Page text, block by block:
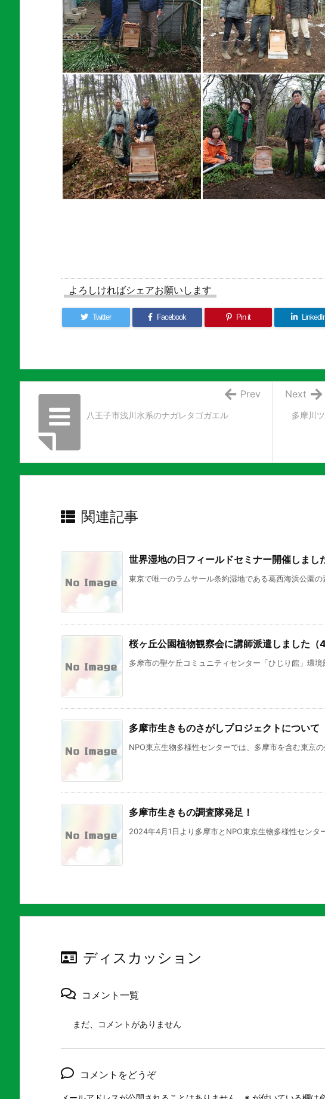
よろしければシェアお願いします
Twitter Facebook Pin it
多摩川
Next
八王子市浅川水系のナガレタゴガエル
Prev
関連記事
世界湿地の日フィールドセミナー開催しまし
東京で唯一のラムサール条約湿地である葛西海浜公園
桜ヶ丘公園植物観察会に講師派遣しました（
多摩市の聖ケ丘コミュニティセンター「ひじり館」環
多摩市生きものさがしプロジェクトについて
NPO東京生物多様性センターでは、多摩市を含む東京
多摩市生きもの調査隊発足！
2024年4月1日より多摩市とNPO東京生物多様性センタ
ディスカッション
コメント一覧
まだ、コメントがありません
コメントをどうぞ